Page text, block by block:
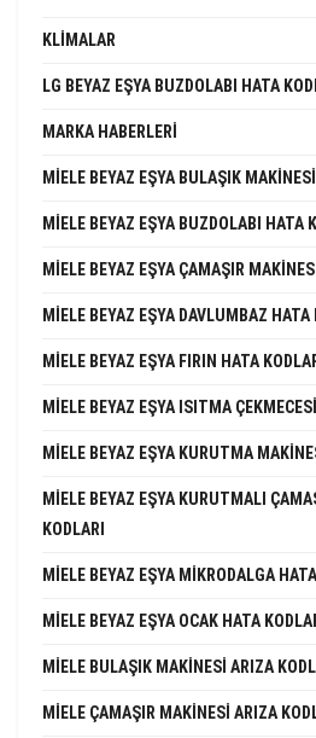
KLIMALAR
LG BEYAZ EŞYA BUZDOLABI HATA
MARKA HABERLERI
MIELE BEYAZ EŞYA BULAŞIK
MIELE BEYAZ EŞYA BUZDOLABI HATA
MIELE BEYAZ EŞYA ÇAMAŞIR
MIELE BEYAZ EŞYA DAVLUMBAZ HATA
MIELE BEYAZ EŞYA FIRIN HATA
MIELE BEYAZ EŞYA ISITMA
MIELE BEYAZ EŞYA KURUTMA
MIELE BEYAZ EŞYA KURUTMALI
KODLARI
MIELE BEYAZ EŞYA MIKRODALGA
MIELE BEYAZ EŞYA OCAK HATA
MIELE BULAŞIK MAKINESI ARIZA
MIELE ÇAMAŞIR MAKINESI ARIZA